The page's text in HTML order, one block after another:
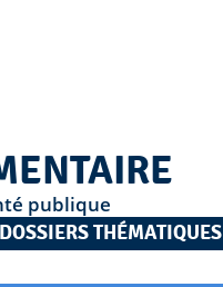
publique
DOSSIERS THÉMATIQUES